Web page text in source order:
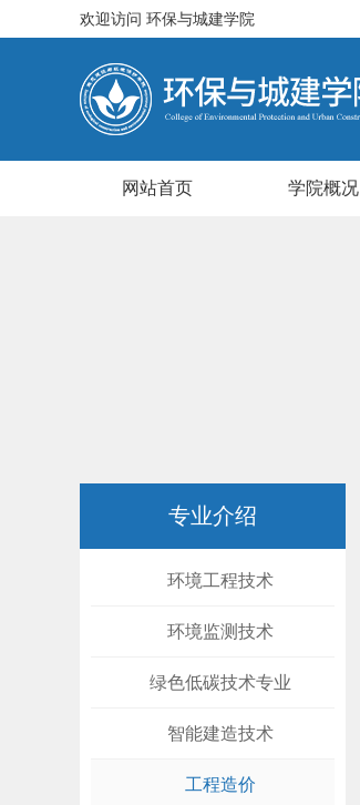
欢迎访问 环保与城建学院
网站首页 学院概况
专业介绍
环境工程技术
环境监测技术
绿色低碳技术专业
智能建造技术
工程造价